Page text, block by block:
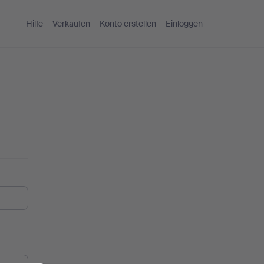
Hilfe Verkaufen Konto erstellen Einloggen